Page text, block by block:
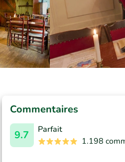
Commentaires
9.7
Parfait
1.198